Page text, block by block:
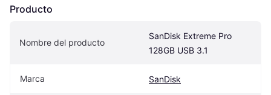
Producto
Nombre del producto
SanDisk Extreme Pro
128GB USB 3.1
Marca SanDisk